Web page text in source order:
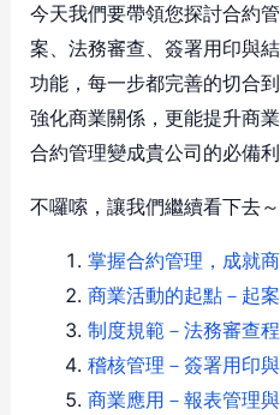
今天我們要帶領您探討合約
案、法務審查、簽署用印與
功能，每一步都完善的切合
強化商業關係，更能提升商
合約管理變成貴公司的必備利
不囉嗦，讓我們繼續看下去～
掌握合約管理，成就
商業活動的起點－起
制度規範－法務審查
稽核管理－簽署用印
商業應用－報表管理